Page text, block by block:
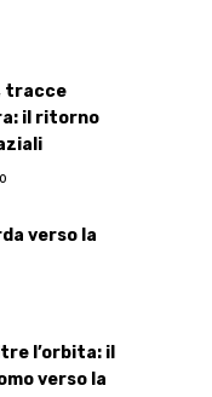
tracce
il ritorno
verso la
l’orbita: il
verso la